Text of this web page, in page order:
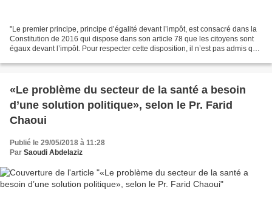
"Le premier principe, principe d’égalité devant l’impôt, est consacré dans la
Constitution de 2016 qui dispose dans son article 78 que les citoyens sont
égaux devant l’impôt. Pour respecter cette disposition, il n’est pas admis que
«Le problème du secteur de la santé a besoin
d’une solution politique», selon le Pr. Farid
Chaoui
Publié le 29/05/2018 à 11:28
Par Saoudi Abdelaziz